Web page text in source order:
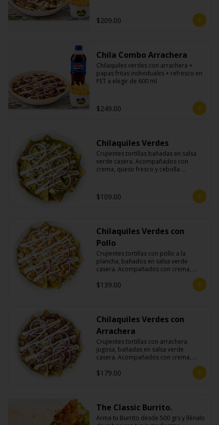
$209.00
Chila Combo Arrachera
Chilaquiles verdes con arrachera +
papas fritas individuales + refresco en
PET a elegir de 600 ml
$249.00
Chilaquiles Verdes
Crujientes tortillas bañadas en salsa
verde casera. Acompañados con
crema, queso fresco y cebolla
$109.00
Chilaquiles Verdes con
Pollo
Crujientes tortillas con pollo a la
plancha, bañados en salsa verde
casera. Acompañados con crema,
$139.00
Chilaquiles Verdes con
Arrachera
Crujientes tortillas con arrachera
jugosa, bañadas en salsa verde
casera. Acompañados con crema,
$179.00
The Classic Burrito.
Arma tu Burrito desde 500 grs y llénalo